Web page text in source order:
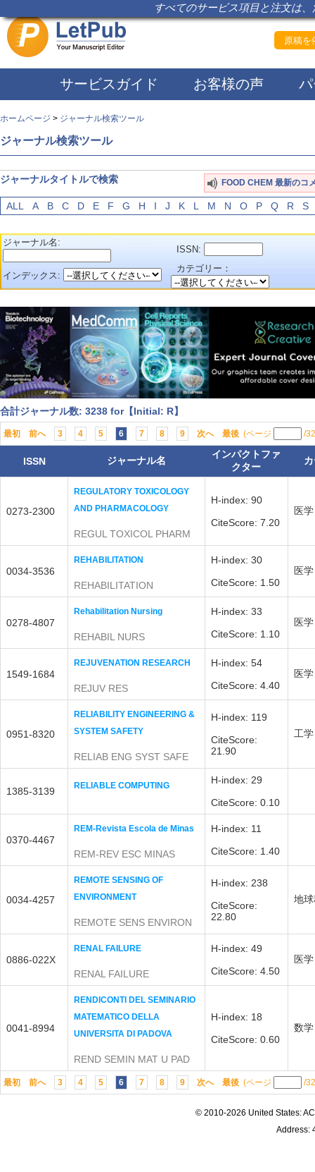
すべてのサービス項目と注文は
原稿を
サービスガイド お客様の声
ホームページ > ジャーナル検索ツール
ジャーナル検索ツール
ジャーナルタイトルで検索 FOOD CHEM 最新のコ
ALL A B C D E F G H I J K L M N O P Q R S
ジャーナル名:
ISSN:
インデックス:
カテゴリー：
合計ジャーナル数: 3238 for【Initial: R】
最初 前へ 3 4 5 6 7 8 9 次へ 最後 (ページ /
ISSN ジャーナル名
インパクトファ
クター
0273-2300
REGULATORY TOXICOLOGY
AND PHARMACOLOGY
REGUL TOXICOL PHARM
H-index: 90
CiteScore: 7.20
医学
0034-3536
REHABILITATION
REHABILITATION
H-index: 30
CiteScore: 1.50
医学
0278-4807
Rehabilitation Nursing
REHABIL NURS
H-index: 33
CiteScore: 1.10
医学
1549-1684
REJUVENATION RESEARCH
REJUV RES
H-index: 54
CiteScore: 4.40
医学
0951-8320
RELIABILITY ENGINEERING &
SYSTEM SAFETY
RELIAB ENG SYST SAFE
H-index: 119
CiteScore:
21.90
工学
1385-3139 RELIABLE COMPUTING
H-index: 29
CiteScore: 0.10
0370-4467
REM-Revista Escola de Minas
REM-REV ESC MINAS
H-index: 11
CiteScore: 1.40
0034-4257
REMOTE SENSING OF
ENVIRONMENT
REMOTE SENS ENVIRON
H-index: 238
CiteScore:
22.80
地
0886-022X
RENAL FAILURE
RENAL FAILURE
H-index: 49
CiteScore: 4.50
医学
0041-8994
RENDICONTI DEL SEMINARIO
MATEMATICO DELLA
UNIVERSITA DI PADOVA
REND SEMIN MAT U PAD
H-index: 18
CiteScore: 0.60
数学
最初 前へ 3 4 5 6 7 8 9 次へ 最後 (ページ /
© 2010-2026 United States:
Address: